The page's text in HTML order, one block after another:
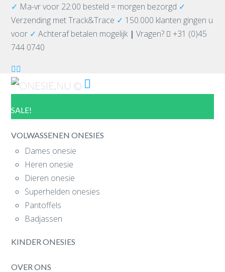
✓ Ma-vr voor 22:00 besteld = morgen bezorgd ✓
Verzending met Track&Trace ✓ 150.000 klanten gingen u
voor ✓Achteraf betalen mogelijk | Vragen?
+31 (0)45
744 0740
SALE!
VOLWASSENEN ONESIES
Dames onesie
Heren onesie
Dieren onesie
Superhelden onesies
Pantoffels
Badjassen
KINDER ONESIES
OVER ONS